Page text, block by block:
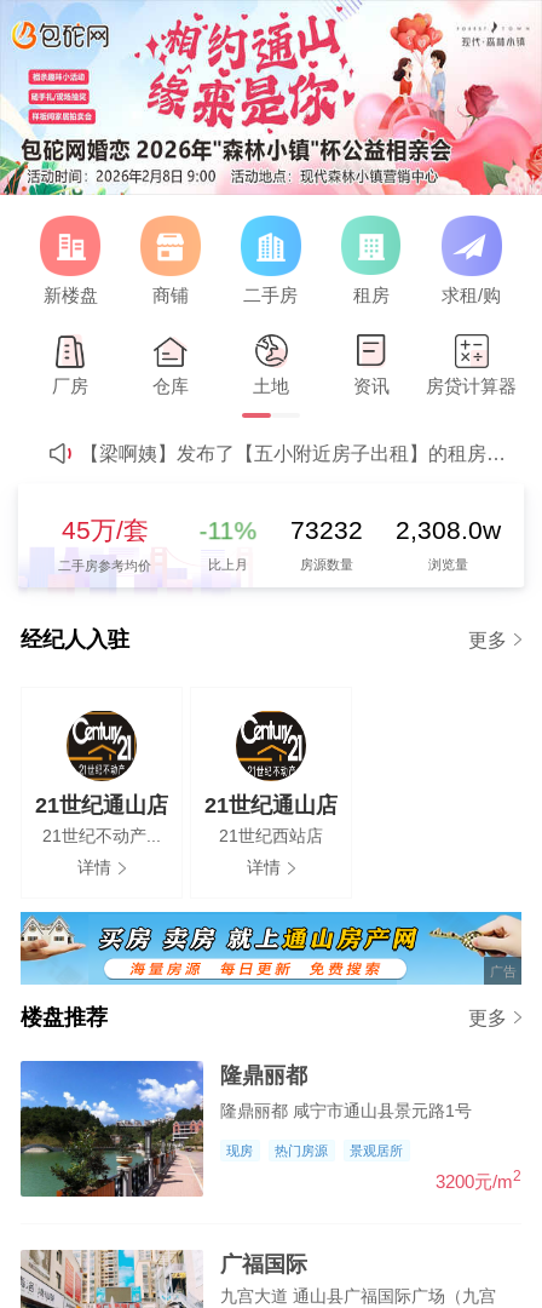
新楼盘 商铺 二手房 租房 求租/购
厂房 仓库 土地 资讯 房贷计算器
【王】发布了【求租两室房子】的求租信息
欢迎【21世纪西站店-21世纪通山店】强势入驻
【梁啊姨】发布了【五小附近房子出租】的租房信息
【小陈】发布了【政府附近电梯精装～拎包入住】的租房信息
【林】发布了【求棋牌室转让，或者可办营业执照的二楼】的求租信息
【阿丁】发布了【租房】的求租信息
【王】发布了【求租两室房子】的求租信息
欢迎【21世纪西站店-21世纪通山店】强势入驻
45万/套
4280元/m2
45万/套
二手房参考均价
新房参考均价
-11%
0%
比上月
73232
房源数量
2,308.0w
浏览量
经纪人入驻 更多
21世纪通山店
21世纪不动产...
详情
21世纪通山店
21世纪西站店
详情
广告
楼盘推荐 更多
隆鼎丽都
隆鼎丽都 咸宁市通山县景元路1号
现房 热门房源 景观居所
3200元/m2
广福国际
九宫大道 通山县广福国际广场（九宫